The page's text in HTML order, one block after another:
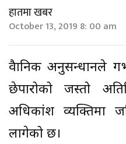
हातमा खबर
October 13, 2019 8: 00 am
वैज्ञानिक अनुसन्धानले
छेपारोको जस्तो
अधिकांश व्यक्तिमा
लागेको छ।